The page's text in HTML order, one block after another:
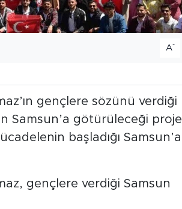
A-
gençlere sözünü verdiği
Samsun’a götürüleceği proje
başladığı Samsun’a
gençlere verdiği Samsun